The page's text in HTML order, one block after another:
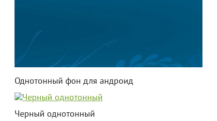
Однотонный фон для андроид
Черный однотонный